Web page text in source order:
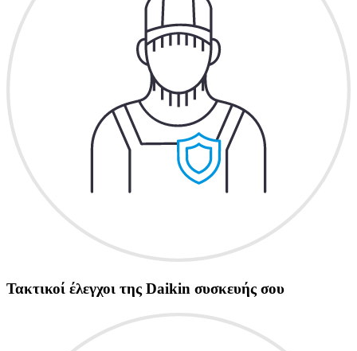
Τακτικοί έλεγχοι της Daikin συσκευής σου